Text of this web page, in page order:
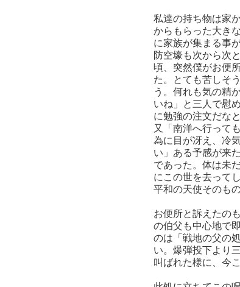
私達の持ち物は家
からもらった大き
に家族が集まる事
防空壕も次から次
頃、突然僕がお便
た。とても苦しそ
う。何れも気の精
いね」と三人で慰
に勉強の注文だな
又「南洋へ行って
為に目が冴え、冷
い」ある予感が来
であった。体は未
にこの世を去って
平和の天使そのも
お便所と訴えたの
の伯父も中心地で
のは「戦地の父の
い。爆弾投下より
叫ばれた様に、今